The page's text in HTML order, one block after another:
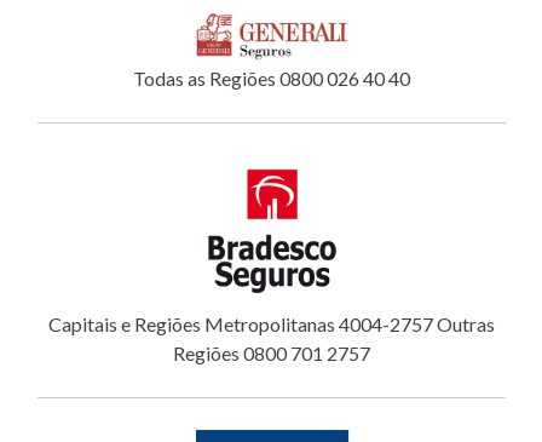
Todas as Regiões 0800 026 40 40
Capitais e Regiões Metropolitanas 4004-2757 Outras
Regiões 0800 701 2757